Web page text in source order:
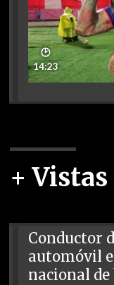
🕑
14:23
+ Vistas
Conductor
automóvil
nacional